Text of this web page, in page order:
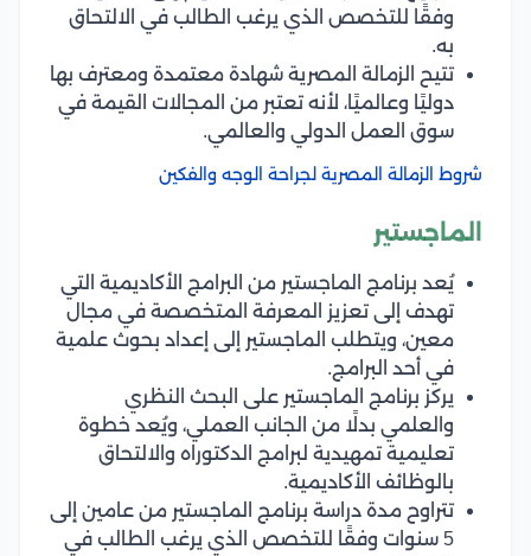
وفقًا للتخصص الذي يرغب الطالب في الالتحاق
به.
تتيح الزمالة المصرية شهادة معتمدة ومعترف بها
دوليًا وعالميًا، لأنه تعتبر من المجالات القيمة في
سوق العمل الدولي والعالمي.
شروط الزمالة المصرية لجراحة الوجه والفكين
الماجستير
يُعد برنامج الماجستير من البرامج الأكاديمية التي
تهدف إلى تعزيز المعرفة المتخصصة في مجال
معين، ويتطلب الماجستير إلى إعداد بحوث علمية
في أحد البرامج.
يركز برنامج الماجستير على البحث النظري
والعلمي بدلًا من الجانب العملي، ويُعد خطوة
تعليمية تمهيدية لبرامج الدكتوراه والالتحاق
بالوظائف الأكاديمية.
تتراوح مدة دراسة برنامج الماجستير من عامين إلى
5 سنوات وفقًا للتخصص الذي يرغب الطالب في